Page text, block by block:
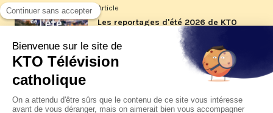
Article
Les reportages d'été 2026 de KTO
Article
La visite pastorale du pape Léon
jeudi 6 août